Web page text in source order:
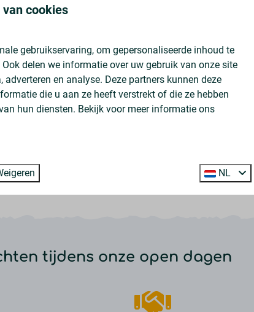
Voor 4
Voor eigen
tijdens onze open dagen
cookies
gebruikservaring, om gepersonaliseerde inhoud te
delen we informatie over uw gebruik van onze site
en analyse. Deze partners kunnen deze
die u aan ze heeft verstrekt of die ze hebben
hun diensten. Bekijk voor meer informatie ons
NL